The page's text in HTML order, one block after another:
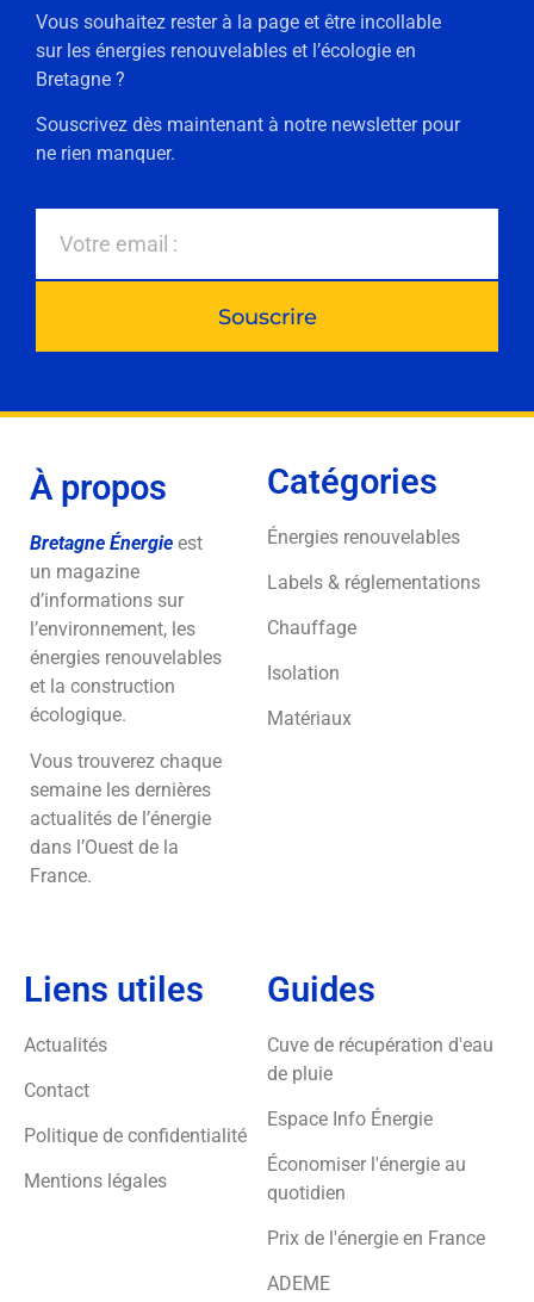
Vous souhaitez rester à la page et être incollable
sur les énergies renouvelables et l’écologie en
Bretagne ?
Souscrivez dès maintenant à notre newsletter pour
ne rien manquer.
Souscrire
À propos
Bretagne Énergie est
un magazine
d’informations sur
l’environnement, les
énergies renouvelables
et la construction
écologique.
Vous trouverez chaque
semaine les dernières
actualités de l’énergie
dans l’Ouest de la
France.
Catégories
Énergies renouvelables
Labels & réglementations
Chauffage
Isolation
Matériaux
Liens utiles
Actualités
Contact
Politique de confidentialité
Mentions légales
Guides
Cuve de récupération d'eau
de pluie
Espace Info Énergie
Économiser l'énergie au
quotidien
Prix de l'énergie en France
ADEME